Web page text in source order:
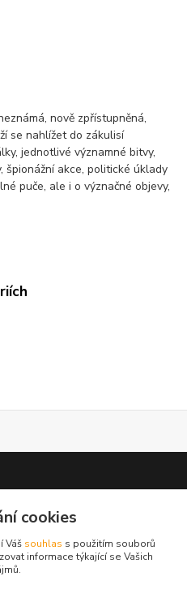
nově zpřístupněná,
se nahlížet do zákulisí
jednotlivé významné bitvy,
špionážní akce, politické úklady
puče, ale i o význačné objevy,
cookies
Váš souhlas s použitím souborů
informace týkající se Vašich